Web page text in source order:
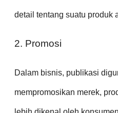
detail tentang suatu produk
2. Promosi
Dalam bisnis, publikasi
mempromosikan merek,